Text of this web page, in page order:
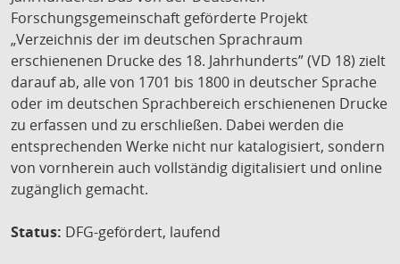
Forschungsgemeinschaft geförderte Projekt
„Verzeichnis der im deutschen Sprachraum
erschienenen Drucke des 18. Jahrhunderts” (VD 18) zielt
darauf ab, alle von 1701 bis 1800 in deutscher Sprache
oder im deutschen Sprachbereich erschienenen Drucke
zu erfassen und zu erschließen. Dabei werden die
entsprechenden Werke nicht nur katalogisiert, sondern
von vornherein auch vollständig digitalisiert und online
zugänglich gemacht.
Status: DFG-gefördert, laufend